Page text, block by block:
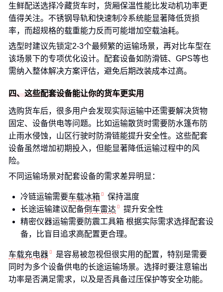
生鲜配送选择冷藏货车时，货厢保温性能比发动机功率更
值得关注。不锈钢导轨和快速制冷系统能显著降低货损
率，而超规格的载重能力反而可能增加空载油耗。
选型时建议先锁定2-3个最频繁的运输场景，再对比车型在
该场景下的专项优化设计。配套设备如防滑链、GPS等也
需纳入整体解决方案评估，避免后期改装成本过高。
四、这些配套设备能让你的货车更实用
选购货车后，很多用户会发现实际运输中还需要解决货物
固定、设备供电等问题。比如运输散货时需要防水篷布防
止雨水侵蚀，山区行驶时防滑链能提升安全性。这些配套
设备虽然增加初期投入，但能显著降低运输过程中的风
险。
不同运输场景对配套设备的需求差异明显：
冷链运输需要车载冰箱
保持温度
长途运输建议配备倒车雷达
提升安全性
精密仪器运输需要防震工具箱 根据实际需求选择配套设
备，比盲目追求高配置更合理。
车载充电器
是容易被忽视但很实用的配置，特别是需要
同时为多个设备供电的长途运输场景。选择时要注意输出
功率是否满足需求，以及是否具备过压保护等安全功能。